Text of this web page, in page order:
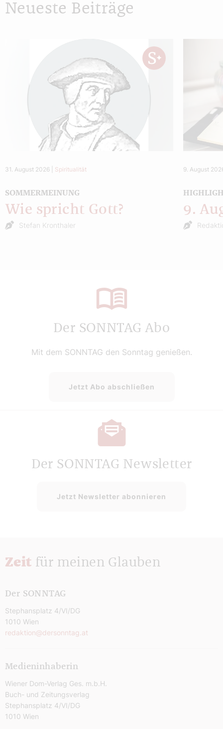
Neueste Beiträge
31. August 2026 Spiritualität
SOMMERMEINUNG
Wie spricht Gott?
Stefan Kronthaler
9. August
9.
Der SONNTAG Abo
Mit dem SONNTAG den Sonntag genießen.
Jetzt Abo abschließen
Der SONNTAG Newsletter
Jetzt Newsletter abonnieren
Zeit für meinen Glauben
Der SONNTAG
Stephansplatz 4/VI/DG
1010 Wien
redaktion@dersonntag.at
Medieninhaberin
Wiener Dom-Verlag Ges. m.b.H.
Buch- und Zeitungsverlag
Stephansplatz 4/VI/DG
1010 Wien